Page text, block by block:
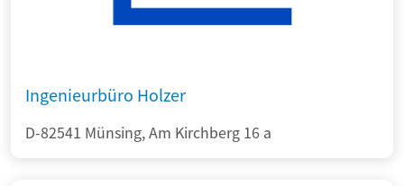
Ingenieurbüro Holzer
D-82541 Münsing, Am Kirchberg 16 a